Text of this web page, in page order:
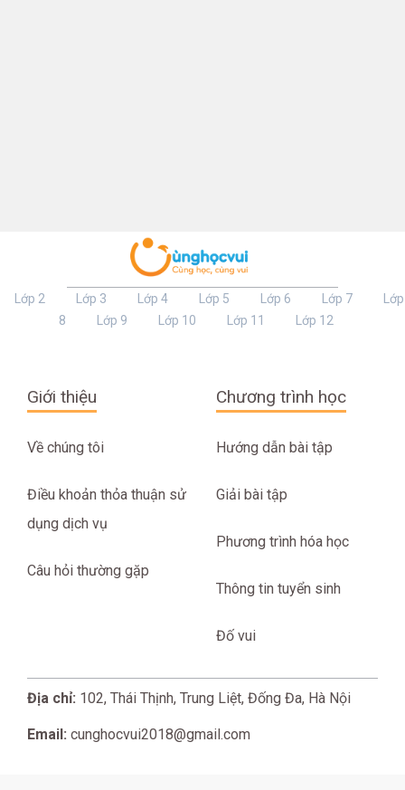
Lớp 2 Lớp 3 Lớp 4 Lớp 5 Lớp 6 Lớp 7
Lớp
8
Lớp 9 Lớp 10 Lớp 11 Lớp 12
Giới thiệu
Về chúng tôi
Điều khoản thỏa thuận sử
dụng dịch vụ
Câu hỏi thường gặp
Chương trình học
Hướng dẫn bài tập
Giải bài tập
Phương trình hóa học
Thông tin tuyển sinh
Đố vui
Địa chỉ: 102, Thái Thịnh, Trung Liệt, Đống Đa, Hà Nội
Email: cunghocvui2018@gmail.com